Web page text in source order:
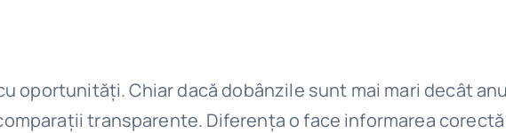
oportunități. Chiar dacă dobânzile sunt mai mari decât
transparente. Diferența o face informarea